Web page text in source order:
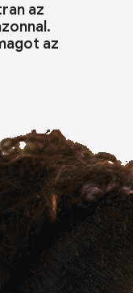
az
az